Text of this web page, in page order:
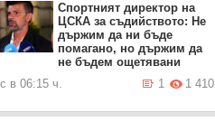
Спортният директор на
ЦСКА за съдийството: Не
държим да ни бъде
помагано, но държим да
не бъдем ощетявани
в 06:15 ч.
1 410
1